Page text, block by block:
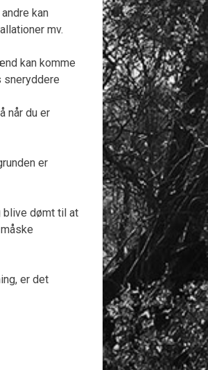
kan
mv.
kan komme
sneryddere
når du er
er
blive dømt til at
er det